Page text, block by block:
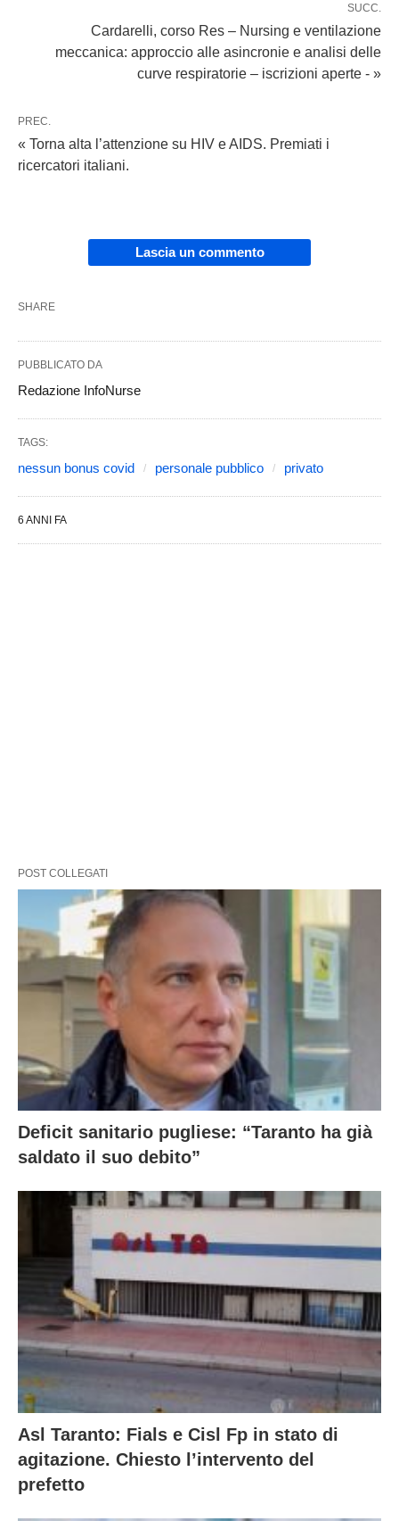
SUCC.
Cardarelli, corso Res – Nursing e ventilazione
meccanica: approccio alle asincronie e analisi delle
curve respiratorie – iscrizioni aperte - »
PREC.
« Torna alta l’attenzione su HIV e AIDS. Premiati i
ricercatori italiani.
Lascia un commento
SHARE
PUBBLICATO DA
Redazione InfoNurse
TAGS:
nessun bonus covid personale pubblico privato
6 ANNI FA
POST COLLEGATI
Deficit sanitario pugliese: “Taranto ha già
saldato il suo debito”
Asl Taranto: Fials e Cisl Fp in stato di
agitazione. Chiesto l’intervento del
prefetto